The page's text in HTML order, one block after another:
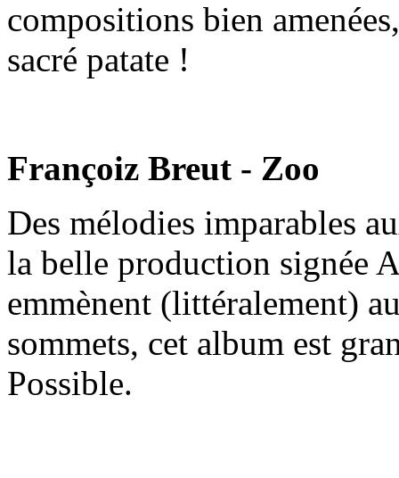
compositions bien
sacré patate !
Françoiz Breut - Zoo
Des mélodies imparables
la belle production signée
emmènent (littéralement)
sommets, cet album est
Possible.